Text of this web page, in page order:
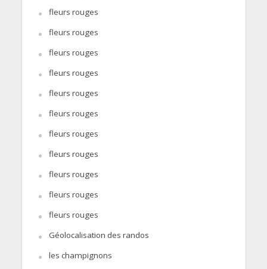
fleurs rouges
fleurs rouges
fleurs rouges
fleurs rouges
fleurs rouges
fleurs rouges
fleurs rouges
fleurs rouges
fleurs rouges
fleurs rouges
fleurs rouges
Géolocalisation des randos
les champignons